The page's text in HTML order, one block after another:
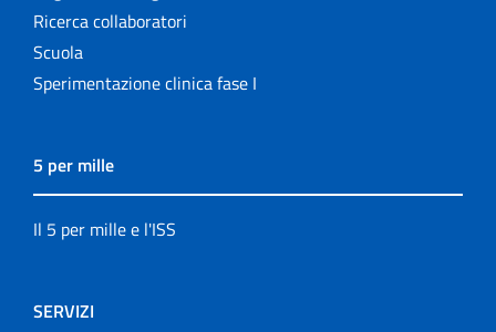
Ricerca collaboratori
Scuola
Sperimentazione clinica fase I
5 per mille
Il 5 per mille e l'ISS
SERVIZI